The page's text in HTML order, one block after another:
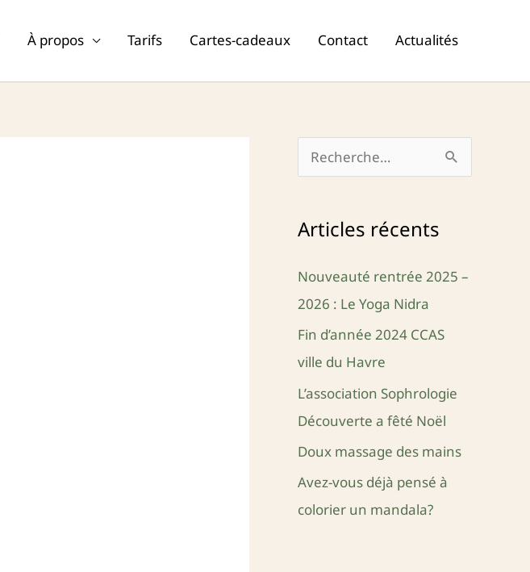
À propos Tarifs Cartes-cadeaux Contact Actualités
h
e
r
:
Articles récents
Nouveauté rentrée 2025 –
2026 : Le Yoga Nidra
Fin d’année 2024 CCAS
ville du Havre
L’association Sophrologie
Découverte a fêté Noël
Doux massage des mains
Avez-vous déjà pensé à
colorier un mandala?